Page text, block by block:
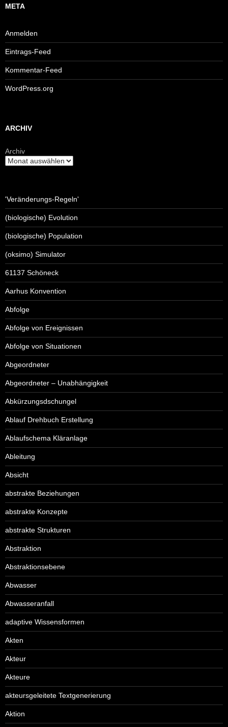
META
Anmelden
Eintrags-Feed
Kommentar-Feed
WordPress.org
ARCHIV
Archiv
'Veränderungs-Regeln'
(biologische) Evolution
(biologische) Population
(oksimo) Simulator
61137 Schöneck
Aarhus Konvention
Abfolge
Abfolge von Ereignissen
Abfolge von Situationen
Abgeordneter
Abgeordneter – Unabhängigkeit
Abkürzungsdschungel
Ablauf Drehbuch Erstellung
Ablaufschema Kläranlage
Ableitung
Absicht
abstrakte Beziehungen
abstrakte Konzepte
abstrakte Strukturen
Abstraktion
Abstraktionsebene
Abwasser
Abwasseranfall
adaptive Wissensformen
Akten
Akteur
Akteure
akteursgeleitete Textgenerierung
Aktion